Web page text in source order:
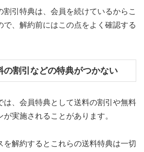
割引特典は、会員を続けているからこ
で、解約前にはこの点をよく確認する
の割引などの特典がつかない
は、会員特典として送料の割引や無料
実施されることがあります。
を解約するとこれらの送料特典は一切